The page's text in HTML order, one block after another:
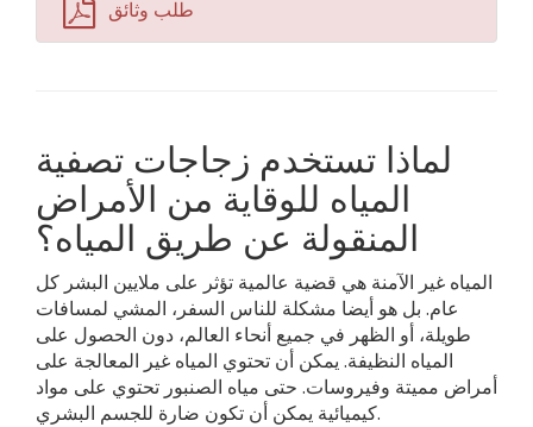
طلب وثائق
لماذا تستخدم زجاجات تصفية
المياه للوقاية من الأمراض
المنقولة عن طريق المياه؟
المياه غير الآمنة هي قضية عالمية تؤثر على ملايين البشر كل
عام. بل هو أيضا مشكلة للناس السفر، المشي لمسافات
طويلة، أو الظهر في جميع أنحاء العالم، دون الحصول على
المياه النظيفة. يمكن أن تحتوي المياه غير المعالجة على
أمراض مميتة وفيروسات. حتى مياه الصنبور تحتوي على مواد
كيميائية يمكن أن تكون ضارة للجسم البشري.